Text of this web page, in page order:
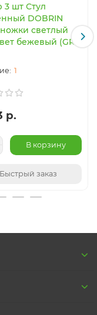
3 шт Стул
DOBRIN
ножки светлый
бежевый (GR-
1
р.
В корзину
Быстрый заказ